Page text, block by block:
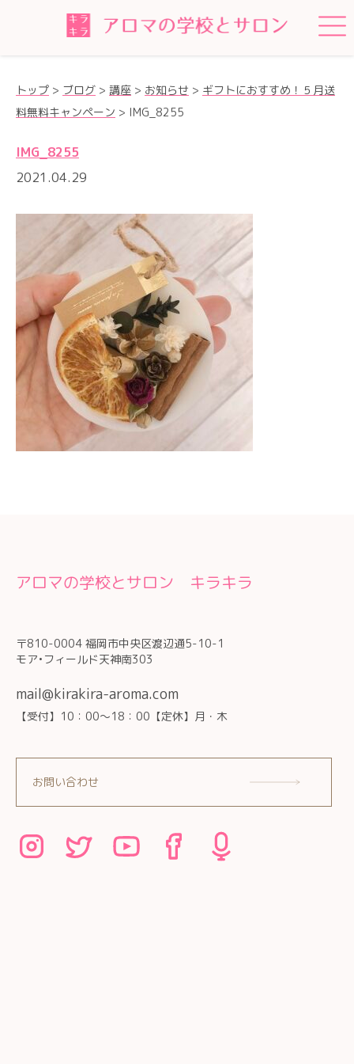
トップ > ブログ > 講座 > お知らせ > ギフトにおすすめ！５月送
料無料キャンペーン > IMG_8255
IMG_8255
2021.04.29
アロマの学校とサロン キラキラ
〒810-0004 福岡市中央区渡辺通5-10-1
モア•フィールド天神南303
mail@kirakira-aroma.com
【受付】10：00～18：00【定休】月・木
お問い合わせ